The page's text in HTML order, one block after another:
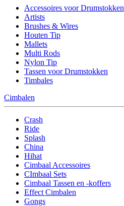
Accessoires voor Drumstokken
Artists
Brushes & Wires
Houten Tip
Mallets
Multi Rods
Nylon Tip
Tassen voor Drumstokken
Timbales
Cimbalen
Crash
Ride
Splash
China
Hihat
Cimbaal Accessoires
CImbaal Sets
Cimbaal Tassen en -koffers
Effect Cimbalen
Gongs